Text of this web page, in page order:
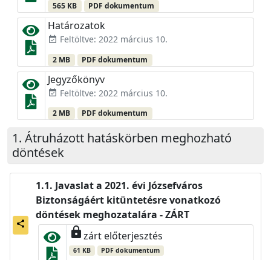
565 KB PDF dokumentum
Határozatok
event_available Feltöltve: 2022 március 10.
2 MB PDF dokumentum
Jegyzőkönyv
event_available Feltöltve: 2022 március 10.
2 MB PDF dokumentum
Átruházott hatáskörben meghozható
döntések
share
Javaslat a 2021. évi Józsefváros
Biztonságáért kitüntetésre vonatkozó
döntések meghozatalára - ZÁRT
lockzárt előterjesztés
61 KB PDF dokumentum